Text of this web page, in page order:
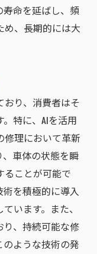
命を延ばし、頻
め、長期的には大
おり、消費者はそ
特に、AIを活用
修理において革新
車体の状態を瞬
ることが可能で
を積極的に導入
います。また、
、持続可能な修
ような技術の発